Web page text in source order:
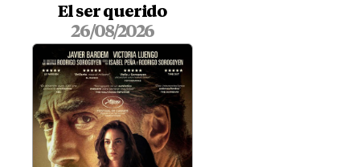
El ser querido
26/08/2026